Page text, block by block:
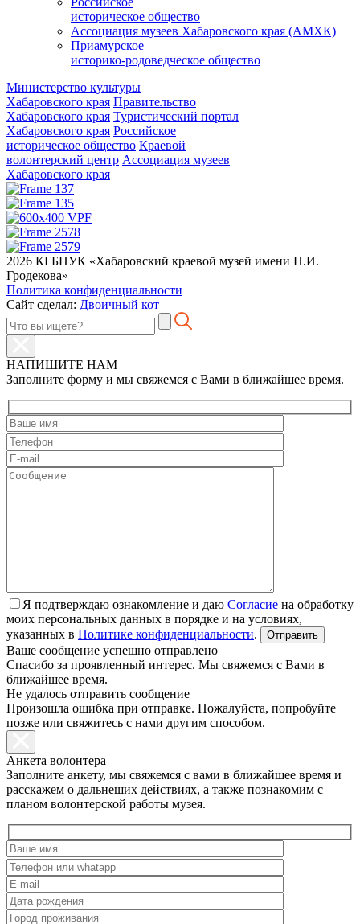
историческое общество
Ассоциация музеев Хабаровского края (АМХК)
Приамурское
историко-родоведческое общество
Министерство культуры
Хабаровского края Правительство
Хабаровского края Туристический портал
Хабаровского края Российское
историческое общество Краевой
волонтерский центр Ассоциация музеев
Хабаровского края
2026 КГБНУК «Хабаровский краевой музей имени Н.И.
Гродекова»
Политика конфиденциальности
Сайт сделал: Двоичный кот
НАПИШИТЕ НАМ
Заполните форму и мы свяжемся с Вами в ближайшее время.
Я подтверждаю ознакомление и даю Согласие на обработку
моих персональных данных в порядке и на условиях,
указанных в Политике конфиденциальности.
Ваше сообщение успешно отправлено
Спасибо за проявленный интерес. Мы свяжемся с Вами в
ближайшее время.
Не удалось отправить сообщение
Произошла ошибка при отправке. Пожалуйста, попробуйте
позже или свяжитесь с нами другим способом.
Анкета волонтера
Заполните анкету, мы свяжемся с вами в ближайшее время и
расскажем о дальнеших действиях, а также познакомим с
планом волонтерской работы музея.